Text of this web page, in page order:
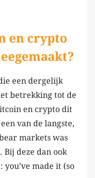
en crypto
een dergelijk
betrekking tot de
en crypto dit
van de langste,
markets was
Bij deze dan ook
made it (so